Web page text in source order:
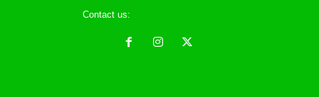
Contact us: